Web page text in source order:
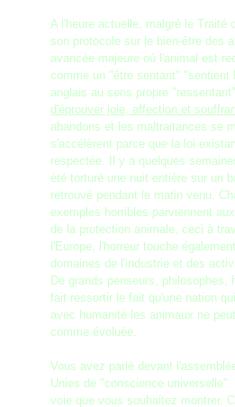
A l'heure actuelle, malgré le Traité
son protocole sur le bien-être des
avancée majeure où l'animal est
comme un "être sentant" "sentient
anglais au sens propre
d'éprouver joie, affection et
abandons et les maltraitances se
s'accélèrent parce que la loi
respectée. Il y a quelques
été torturé une nuit entière sur un
retrouvé pendant le matin venu.
exemples horribles parviennent
de la protection animale, ceci à
l'Europe, l'horreur touche
domaines de l'industrie et des
De grands penseurs, philosophes,
fait ressortir le fait qu'une nation
avec humanité les animaux ne
comme évoluée.
Vous avez parlé devant
Unies de "conscience universelle".
voie que vous souhaitez montrer.